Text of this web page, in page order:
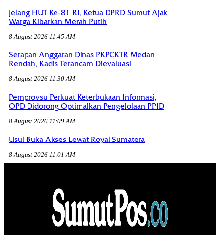
Jelang HUT Ke-81 RI, Ketua DPRD Sumut Ajak
Warga Kibarkan Merah Putih
8 August 2026 11:45 AM
Serapan Anggaran Dinas PKPCKTR Medan
Rendah, Kadis Terancam Dievaluasi
8 August 2026 11:30 AM
Pemprovsu Perkuat Keterbukaan Informasi,
OPD Didorong Optimalkan Pengelolaan PPID
8 August 2026 11:09 AM
Usul Buka Akses Lewat Royal Sumatera
8 August 2026 11:01 AM